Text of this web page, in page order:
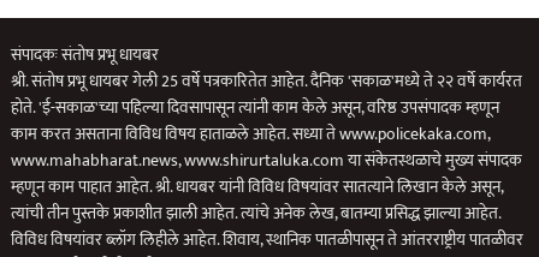
संपादकः संतोष प्रभू धायबर
श्री. संतोष प्रभू धायबर गेली 25 वर्षे पत्रकारितेत आहेत. दैनिक 'सकाळ'मध्ये ते २२ वर्षे कार्यरत
होते. 'ई-सकाळ'च्या पहिल्या दिवसापासून त्यांनी काम केले असून, वरिष्ठ उपसंपादक म्हणून
काम करत असताना विविध विषय हाताळले आहेत. सध्या ते www.policekaka.com,
www.mahabharat.news, www.shirurtaluka.com या संकेतस्थळाचे मुख्य संपादक
म्हणून काम पाहात आहेत. श्री. धायबर यांनी विविध विषयांवर सातत्याने लिखान केले असून,
त्यांची तीन पुस्तके प्रकाशीत झाली आहेत. त्यांचे अनेक लेख, बातम्या प्रसिद्ध झाल्या आहेत.
विविध विषयांवर ब्लॉग लिहीले आहेत. शिवाय, स्थानिक पातळीपासून ते आंतरराष्ट्रीय पातळीवर